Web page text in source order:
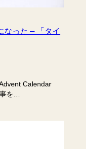
なった – 「タイ
Calendar
を…